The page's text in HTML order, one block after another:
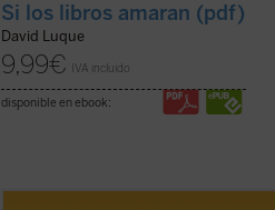
Si los libros amaran (pdf)
David Luque
9,99€ IVA incluido
disponible en ebook: